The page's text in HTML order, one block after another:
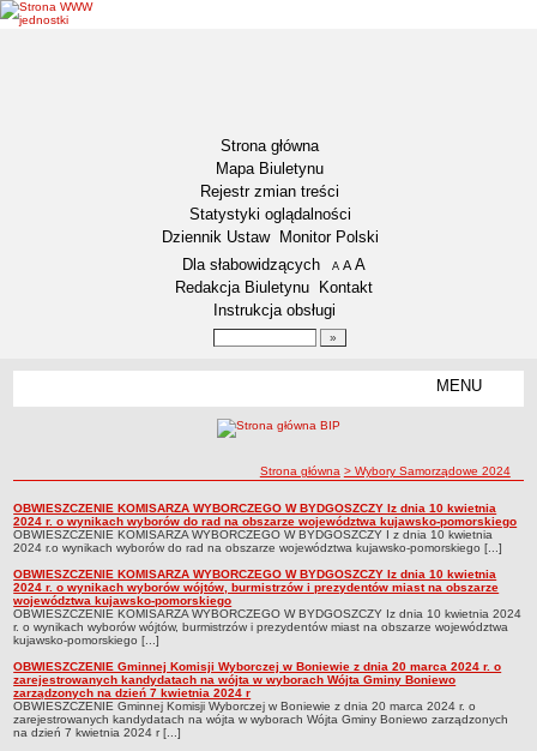
Strona główna
Mapa Biuletynu
Rejestr zmian treści
Statystyki oglądalności
Dziennik Ustaw
Monitor Polski
Menu dodatkowe
Dla słabowidzących A pomniejsz czcionkę
A standardowy rozmiar czcionki
A
Redakcja Biuletynu
Kontakt
Instrukcja obsługi
MENU
Zadania publiczne
Związki i stowarzyszenia
Plan Zagospodarowania Przestrzennego
Plan ogólny Gminy Boniewo
terenów Gminy Boniewo
System Informacji Przestrzennej e-mapa
petycje
ścieżka nawigacji
Strona główna > Wybory Samorządowe 2024
Wybory Samorządowe 2024
Wybory Samorządowe 2024
OBWIESZCZENIE KOMISARZA WYBORCZEGO W BYDGOSZCZY Iz dnia 10 kwietnia
2024 r. o wynikach wyborów do rad na obszarze województwa kujawsko-pomorskiego
OBWIESZCZENIE KOMISARZA WYBORCZEGO W BYDGOSZCZY I z dnia 10 kwietnia
2024 r.o wynikach wyborów do rad na obszarze województwa kujawsko-pomorskiego [...]
OBWIESZCZENIE KOMISARZA WYBORCZEGO W BYDGOSZCZY Iz dnia 10 kwietnia
2024 r. o wynikach wyborów wójtów, burmistrzów i prezydentów miast na obszarze
województwa kujawsko-pomorskiego
OBWIESZCZENIE KOMISARZA WYBORCZEGO W BYDGOSZCZY Iz dnia 10 kwietnia 2024
r. o wynikach wyborów wójtów, burmistrzów i prezydentów miast na obszarze województwa
kujawsko-pomorskiego [...]
OBWIESZCZENIE Gminnej Komisji Wyborczej w Boniewie z dnia 20 marca 2024 r. o
zarejestrowanych kandydatach na wójta w wyborach Wójta Gminy Boniewo
zarządzonych na dzień 7 kwietnia 2024 r
OBWIESZCZENIE Gminnej Komisji Wyborczej w Boniewie z dnia 20 marca 2024 r. o
zarejestrowanych kandydatach na wójta w wyborach Wójta Gminy Boniewo zarządzonych
na dzień 7 kwietnia 2024 r [...]